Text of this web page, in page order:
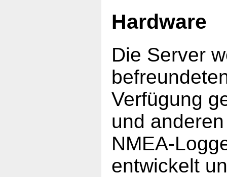
Hardware
Die Server
Verfügung
und
NMEA-
entwickelt